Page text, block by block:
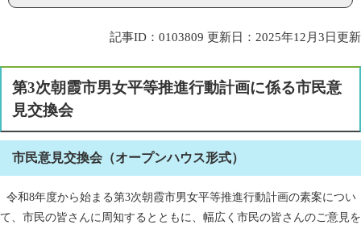
記事ID：0103809 更新日：2025年12月3日更新
第3次朝霞市男女平等推進行動計画に係る市民意
見交換会
市民意見交換会（オープンハウス形式）
令和8年度から始まる第3次朝霞市男女平等推進行動計画の素案につい
て、市民の皆さんに周知するとともに、幅広く市民の皆さんのご意見を